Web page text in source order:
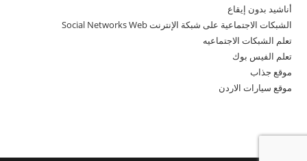
أناشيد بدون إيقاع
الشبكات الاجتماعية على شبكة الإنترنت Social Networks Web
تعلم الشبكات الاجتماعيه
تعلم الفيس بوك
موقع جذاب
موقع سيارات الاردن